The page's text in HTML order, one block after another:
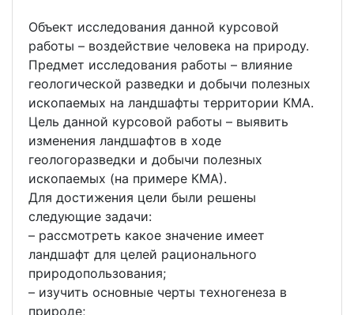
Объект исследования данной курсовой
работы – воздействие человека на природу.
Предмет исследования работы – влияние
геологической разведки и добычи полезных
ископаемых на ландшафты территории КМА.
Цель данной курсовой работы – выявить
изменения ландшафтов в ходе
геологоразведки и добычи полезных
ископаемых (на примере КМА).
Для достижения цели были решены
следующие задачи:
– рассмотреть какое значение имеет
ландшафт для целей рационального
природопользования;
– изучить основные черты техногенеза в
природе;